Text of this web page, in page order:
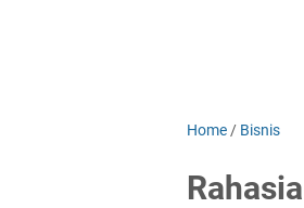
Home / Bisnis